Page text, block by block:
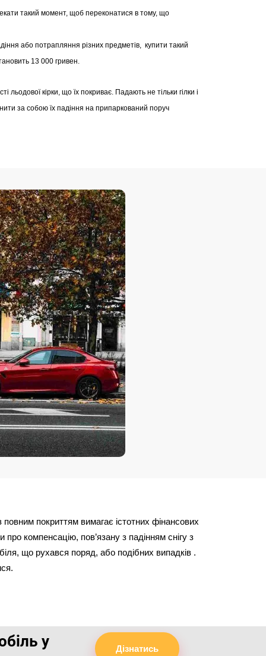
такий момент, щоб переконатися в тому, що
або потрапляння різних предметів, купити такий
13 000 гривен.
льодової кірки, що їх покриває. Падають не тільки гілки і
за собою їх падіння на припаркований поруч
покриттям вимагає істотних фінансових
компенсацію, пов’язану з падінням снігу з
що рухався поряд, або подібних випадків .
у Дізнатись